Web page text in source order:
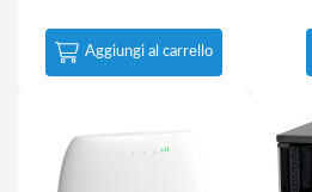
Aggiungi al carrello